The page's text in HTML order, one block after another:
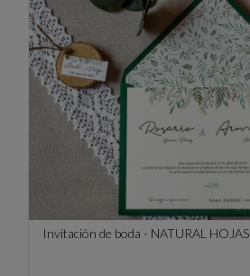
Invitación de boda - NATURAL HOJAS